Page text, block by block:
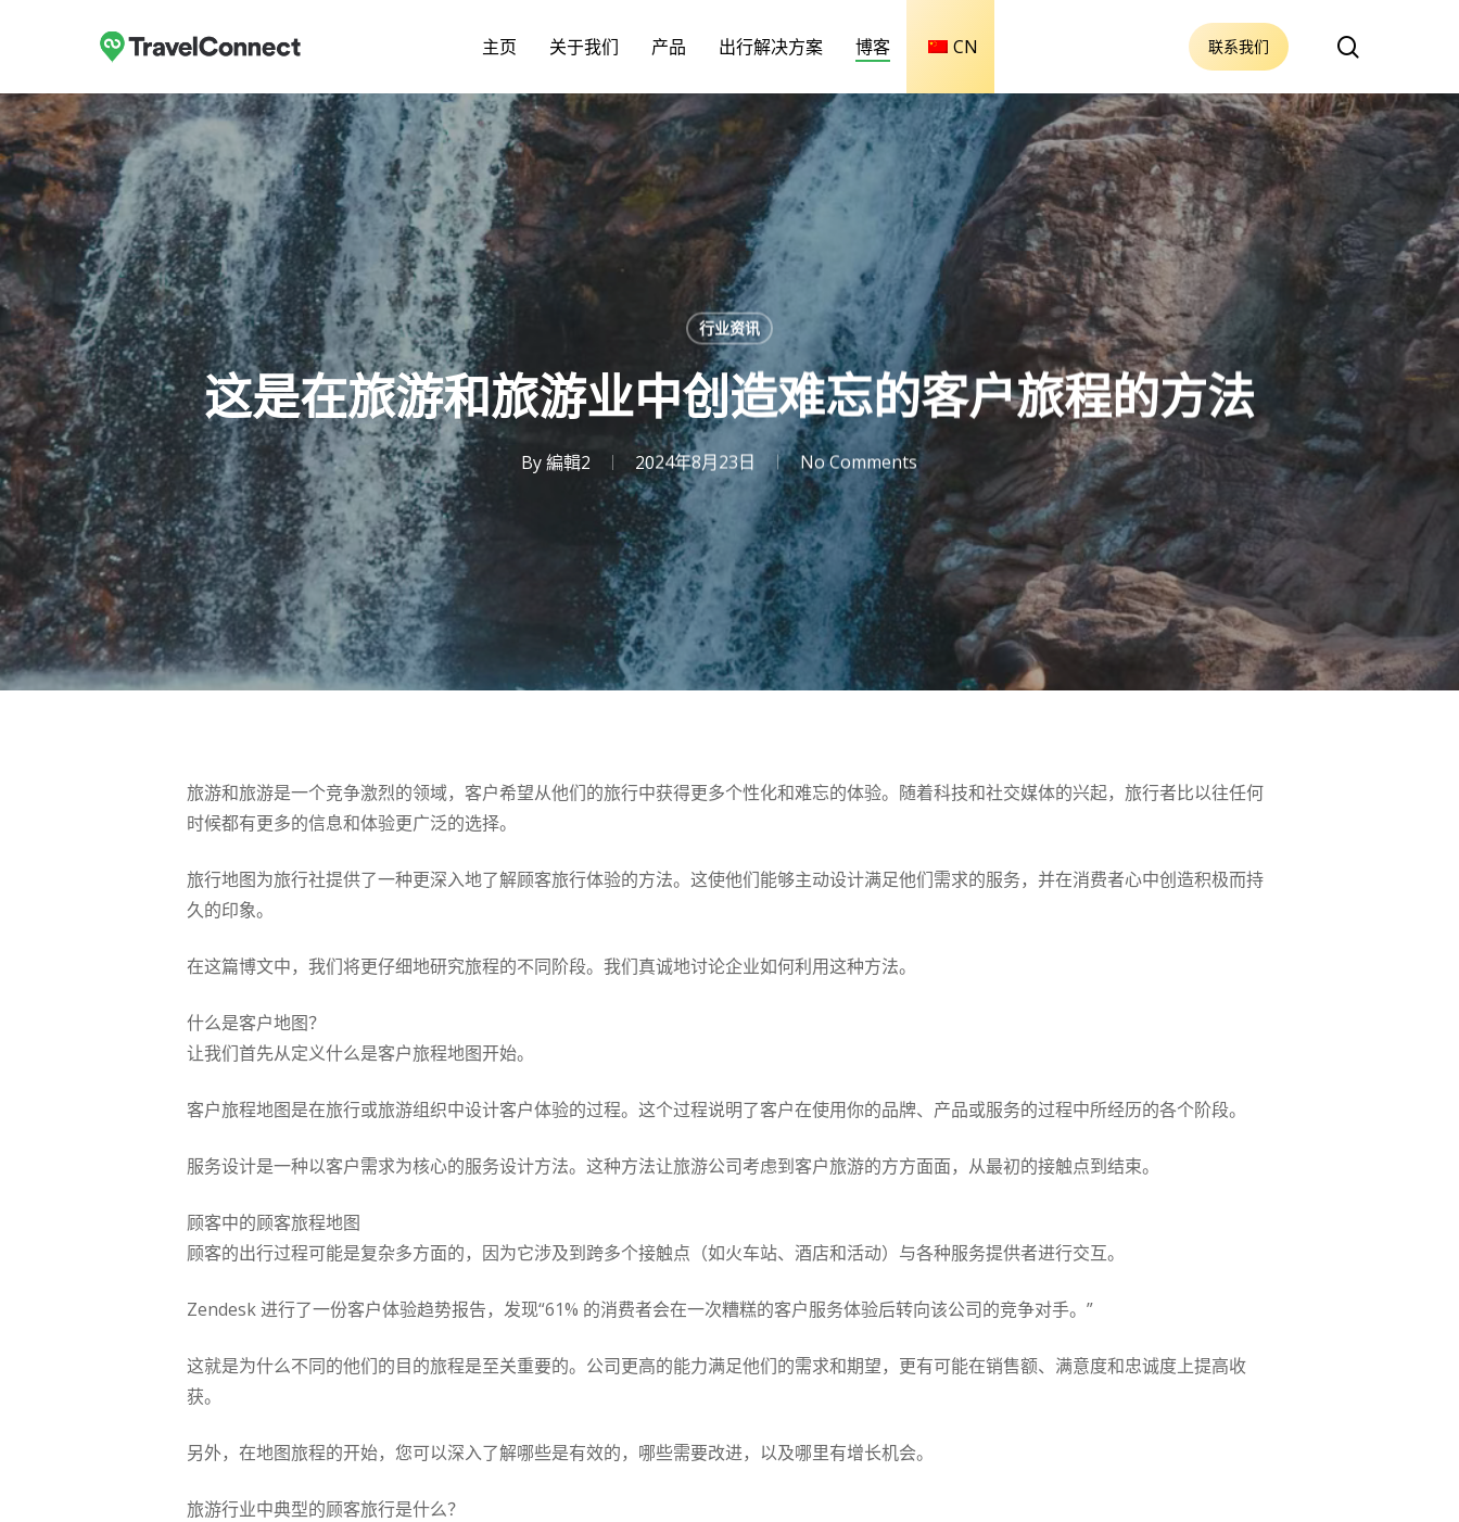
要
内
容
按 Enter 进行搜索或按 ESC 关闭
主页 关于我们 产品 出行解决方案 博客 CN 联系我们
索
行业资讯
这是在旅游和旅游业中创造难忘的客户旅程的方法
By 編輯2 2024年8月23日 No Comments
旅游和旅游是一个竞争激烈的领域，客户希望从他们的旅行中获得更多个性化和难忘的体验。随着科技和社交媒体的兴起，旅行者比以往任何
时候都有更多的信息和体验更广泛的选择。
旅行地图为旅行社提供了一种更深入地了解顾客旅行体验的方法。这使他们能够主动设计满足他们需求的服务，并在消费者心中创造积极而持
久的印象。
在这篇博文中，我们将更仔细地研究旅程的不同阶段。我们真诚地讨论企业如何利用这种方法。
什么是客户地图？
让我们首先从定义什么是客户旅程地图开始。
客户旅程地图是在旅行或旅游组织中设计客户体验的过程。这个过程说明了客户在使用你的品牌、产品或服务的过程中所经历的各个阶段。
服务设计是一种以客户需求为核心的服务设计方法。这种方法让旅游公司考虑到客户旅游的方方面面，从最初的接触点到结束。
顾客中的顾客旅程地图
顾客的出行过程可能是复杂多方面的，因为它涉及到跨多个接触点（如火车站、酒店和活动）与各种服务提供者进行交互。
Zendesk 进行了一份客户体验趋势报告，发现“61% 的消费者会在一次糟糕的客户服务体验后转向该公司的竞争对手。”
这就是为什么不同的他们的目的旅程是至关重要的。公司更高的能力满足他们的需求和期望，更有可能在销售额、满意度和忠诚度上提高收
获。
另外，在地图旅程的开始，您可以深入了解哪些是有效的，哪些需要改进，以及哪里有增长机会。
旅游行业中典型的顾客旅行是什么？